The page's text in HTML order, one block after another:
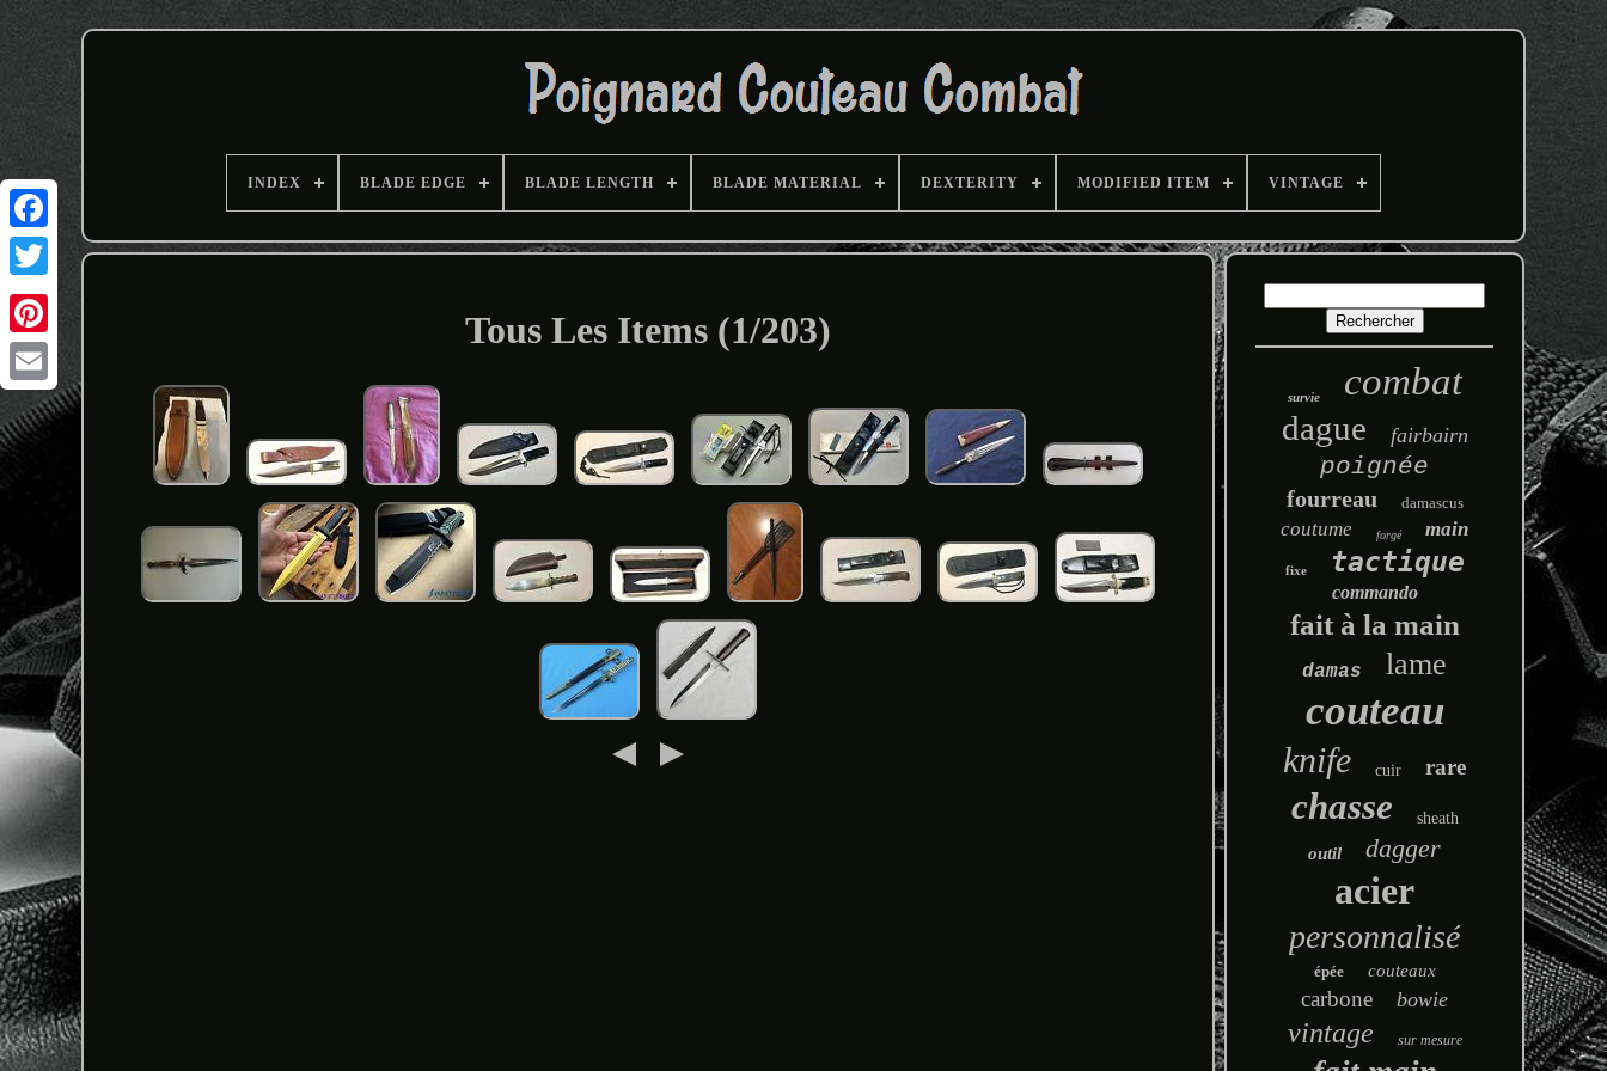
Email
INDEX BLADE EDGE BLADE LENGTH BLADE MATERIAL DEXTERITY MODIFIED ITEM VINTAGE
Tous Les Items (1/203)
survie combat
dague fairbairn
poignée
fourreau damascus
coutume forgé main
fixe tactique
commando
fait à la main
damas lame
couteau
knife cuir rare
chasse sheath
outil dagger
acier
personnalisé
épée couteaux
carbone bowie
vintage sur mesure